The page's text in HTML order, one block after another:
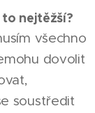
nejtěžší?
všechno
dovolit
soustředit